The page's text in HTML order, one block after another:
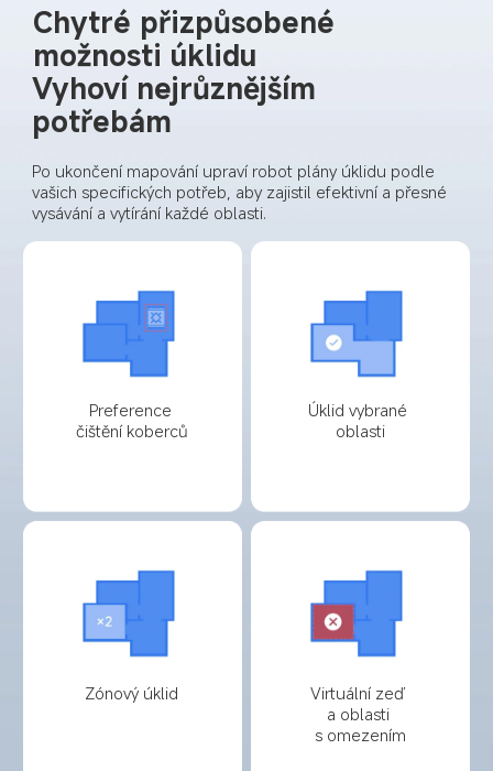
Chytré přizpůsobené
možnosti úklidu
Vyhoví nejrůznějším
potřebám
Po ukončení mapování upraví robot plány úklidu podle
vašich specifických potřeb, aby zajistil efektivní a přesné
vysávání a vytírání každé oblasti.
Preference
čištění koberců
Úklid vybrané
oblasti
Zónový úklid
Virtuální zeď
a oblasti
s omezením